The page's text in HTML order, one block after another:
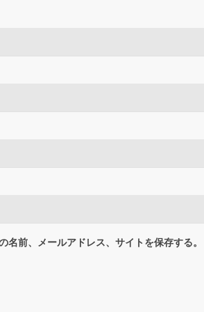
前、メールアドレス、サイトを保存する。